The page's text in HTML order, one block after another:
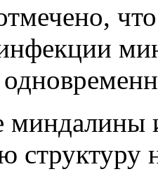
миндалины
структуру